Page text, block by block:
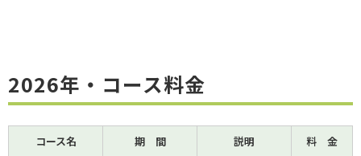
2026年・コース料金
コース名 期 間 説明 料 金